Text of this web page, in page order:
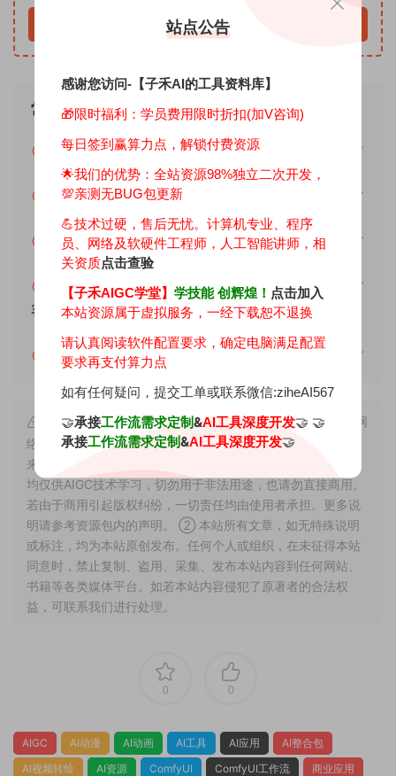
立即下载
常见问题
免费下载或者学员专属资源能否直接商用？
提示下载完但解压或打开不了？
找不到素材资源介绍文章里的示例图片？
消耗积分后无法显示下载地址或者无法查看内
容？
消耗积分获取该资源后，可以退款吗？
声明： ① 本站所有资源均是基于GitHub上的开源项目或网
络上整理收集，同时进行优化调试整合修复等深度二次开发出
来的成果，因此理论上版权仍属于原著者所有，故所提供资源
均仅供AIGC技术学习，切勿用于非法用途，也请勿直接商用。
若由于商用引起版权纠纷，一切责任均由使用者承担。更多说
明请参考资源包内的声明。 ② 本站所有文章，如无特殊说明
或标注，均为本站原创发布。任何个人或组织，在未征得本站
同意时，禁止复制、盗用、采集、发布本站内容到任何网站、
书籍等各类媒体平台。如若本站内容侵犯了原著者的合法权
益，可联系我们进行处理。
0 0
AIGC AI动漫 AI动画 AI工具 AI应用
AI整合包
AI视频转绘
AI资源 ComfyUI ComfyUI工作流
商业应用
站点公告
感谢您访问-【子禾AI的工具资料库】
🎁限时福利：学员费用限时折扣(加V咨询)
每日签到赢算力点，解锁付费资源
🌟我们的优势： 全站资源98%独立二次开发，
💯亲测无BUG包更新
💪技术过硬，售后无忧。计算机专业、程序
员、网络及软硬件工程师，人工智能讲师，相
关资质点击查验
【子禾AIGC学堂】 学技能 创辉煌！ 点击加入
本站资源属于虚拟服务，一经下载恕不退换
请认真阅读软件配置要求，确定电脑满足配置
要求再支付算力点
如有任何疑问，提交工单或联系微信:ziheAI567
🤝承接工作流需求定制&AI工具深度开发🤝 🤝
承接工作流需求定制&AI工具深度开发🤝